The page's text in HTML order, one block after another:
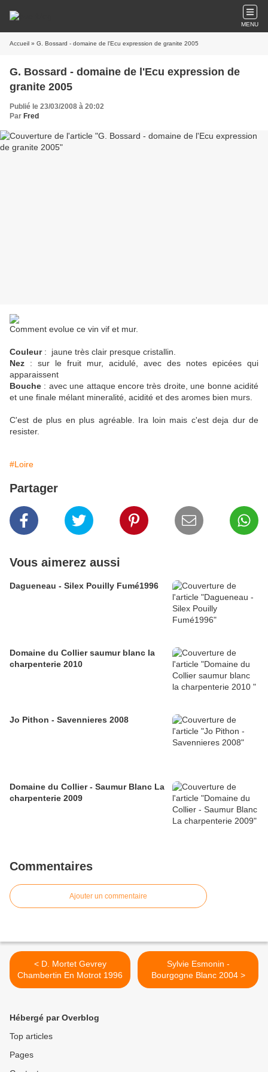
MENU
Accueil » G. Bossard - domaine de l'Ecu expression de granite 2005
G. Bossard - domaine de l'Ecu expression de
granite 2005
Publié le 23/03/2008 à 20:02
Par Fred
Comment evolue ce vin vif et mur.
Couleur: jaune très clair presque cristallin.
Nez : sur le fruit mur, acidulé, avec des notes epicées qui
apparaissent
Bouche : avec une attaque encore très droite, une bonne acidité
et une finale mélant mineralité, acidité et des aromes bien murs.
C'est de plus en plus agréable. Ira loin mais c'est deja dur de
resister.
#Loire
Partager
Vous aimerez aussi
Dagueneau - Silex Pouilly Fumé1996
Domaine du Collier saumur blanc la
charpenterie 2010
Jo Pithon - Savennieres 2008
Domaine du Collier - Saumur Blanc La
charpenterie 2009
Commentaires
Ajouter un commentaire
< D. Mortet Gevrey
Chambertin En Motrot 1996
Sylvie Esmonin -
Bourgogne Blanc 2004 >
Hébergé par Overblog
Top articles
Pages